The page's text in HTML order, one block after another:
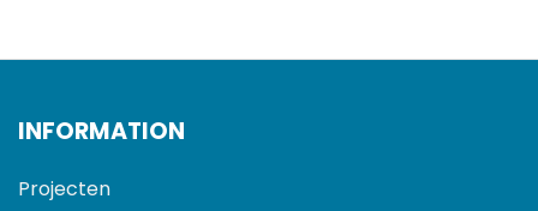
INFORMATION
Projecten